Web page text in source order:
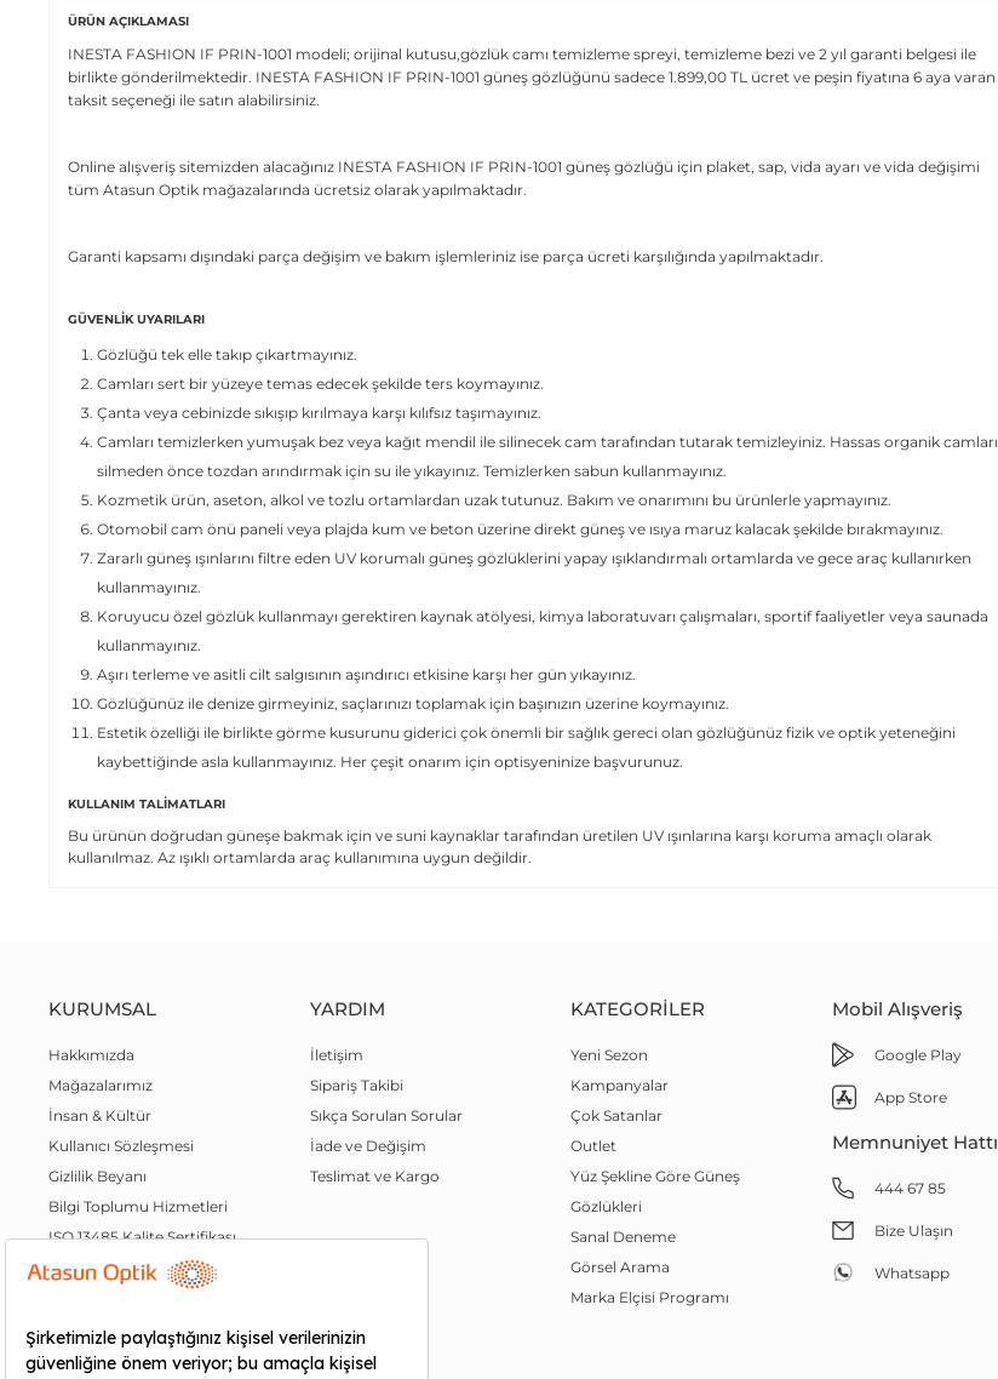
ÜRÜN AÇIKLAMASI
INESTA FASHION IF PRIN-1001 modeli; orijinal kutusu,gözlük camı temizleme spreyi, temizleme bezi ve 2 yıl garanti belgesi ile
birlikte gönderilmektedir. INESTA FASHION IF PRIN-1001 güneş gözlüğünü sadece 1.899,00 TL ücret ve peşin fiyatına 6 aya varan
taksit seçeneği ile satın alabilirsiniz.
Online alışveriş sitemizden alacağınız INESTA FASHION IF PRIN-1001 güneş gözlüğü için plaket, sap, vida ayarı ve vida değişimi
tüm Atasun Optik mağazalarında ücretsiz olarak yapılmaktadır.
Garanti kapsamı dışındaki parça değişim ve bakım işlemleriniz ise parça ücreti karşılığında yapılmaktadır.
GÜVENLIK UYARILARI
Gözlüğü tek elle takıp çıkartmayınız.
Camları sert bir yüzeye temas edecek şekilde ters koymayınız.
Çanta veya cebinizde sıkışıp kırılmaya karşı kılıfsız taşımayınız.
Camları temizlerken yumuşak bez veya kağıt mendil ile silinecek cam tarafından tutarak temizleyiniz. Hassas organik camları
silmeden önce tozdan arındırmak için su ile yıkayınız. Temizlerken sabun kullanmayınız.
Kozmetik ürün, aseton, alkol ve tozlu ortamlardan uzak tutunuz. Bakım ve onarımını bu ürünlerle yapmayınız.
Otomobil cam önü paneli veya plajda kum ve beton üzerine direkt güneş ve ısıya maruz kalacak şekilde bırakmayınız.
Zararlı güneş ışınlarını filtre eden UV korumalı güneş gözlüklerini yapay ışıklandırmalı ortamlarda ve gece araç kullanırken
kullanmayınız.
Koruyucu özel gözlük kullanmayı gerektiren kaynak atölyesi, kimya laboratuvarı çalışmaları, sportif faaliyetler veya saunada
kullanmayınız.
Aşırı terleme ve asitli cilt salgısının aşındırıcı etkisine karşı her gün yıkayınız.
Gözlüğünüz ile denize girmeyiniz, saçlarınızı toplamak için başınızın üzerine koymayınız.
Estetik özelliği ile birlikte görme kusurunu giderici çok önemli bir sağlık gereci olan gözlüğünüz fizik ve optik yeteneğini
kaybettiğinde asla kullanmayınız. Her çeşit onarım için optisyeninize başvurunuz.
KULLANIM TALIMATLARI
Bu ürünün doğrudan güneşe bakmak için ve suni kaynaklar tarafından üretilen UV ışınlarına karşı koruma amaçlı olarak
kullanılmaz. Az ışıklı ortamlarda araç kullanımına uygun değildir.
KURUMSAL
Hakkımızda
Mağazalarımız
İnsan & Kültür
Kullanıcı Sözleşmesi
Gizlilik Beyanı
Bilgi Toplumu Hizmetleri
ISO 13485 Kalite Sertifikası
Kalite Politikamız
Atasun Plus
YARDIM
İletişim
Sipariş Takibi
Sıkça Sorulan Sorular
İade ve Değişim
Teslimat ve Kargo
KATEGORILER
Yeni Sezon
Kampanyalar
Çok Satanlar
Outlet
Yüz Şekline Göre Güneş
Gözlükleri
Sanal Deneme
Görsel Arama
Marka Elçisi Programı
Mobil Alışveriş
Google Play
App Store
Memnuniyet Hattı
444 67 85
Bize Ulaşın
Whatsapp